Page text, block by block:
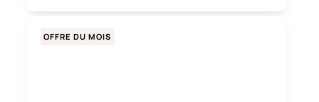
OFFRE DU MOIS